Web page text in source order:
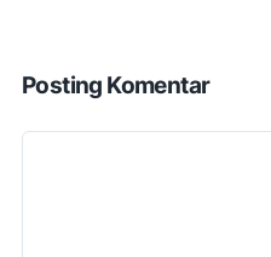
Posting Komentar